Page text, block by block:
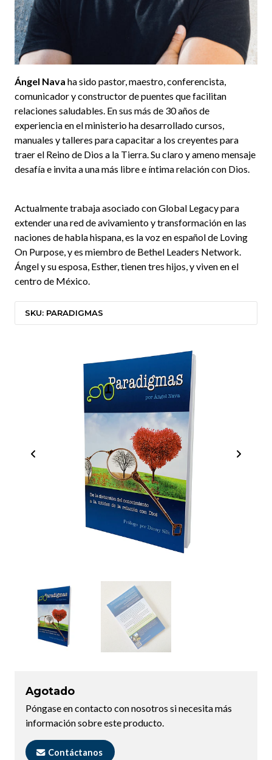
Ángel Nava ha sido pastor, maestro, conferencista,
comunicador y constructor de puentes que facilitan
relaciones saludables. En sus más de 30 años de
experiencia en el ministerio ha desarrollado cursos,
manuales y talleres para capacitar a los creyentes para
traer el Reino de Dios a la Tierra. Su claro y ameno mensaje
desafía e invita a una más libre e íntima relación con Dios.
Actualmente trabaja asociado con Global Legacy para
extender una red de avivamiento y transformación en las
naciones de habla hispana, es la voz en español de Loving
On Purpose, y es miembro de Bethel Leaders Network.
Ángel y su esposa, Esther, tienen tres hijos, y viven en el
centro de México.
SKU: PARADIGMAS
Agotado
Póngase en contacto con nosotros si necesita más
información sobre este producto.
Contáctanos